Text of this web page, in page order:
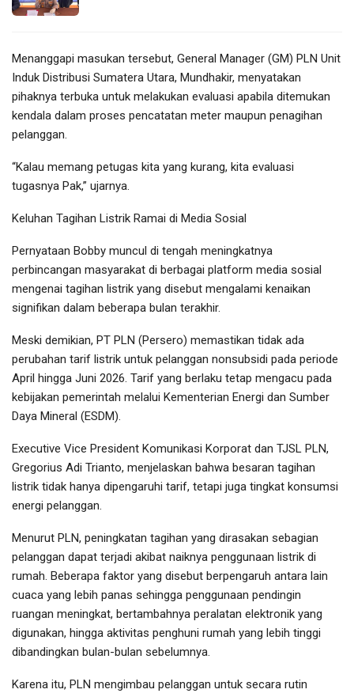
Menanggapi masukan tersebut, General Manager (GM) PLN Unit
Induk Distribusi Sumatera Utara, Mundhakir, menyatakan
pihaknya terbuka untuk melakukan evaluasi apabila ditemukan
kendala dalam proses pencatatan meter maupun penagihan
pelanggan.
“Kalau memang petugas kita yang kurang, kita evaluasi
tugasnya Pak,” ujarnya.
Keluhan Tagihan Listrik Ramai di Media Sosial
Pernyataan Bobby muncul di tengah meningkatnya
perbincangan masyarakat di berbagai platform media sosial
mengenai tagihan listrik yang disebut mengalami kenaikan
signifikan dalam beberapa bulan terakhir.
Meski demikian, PT PLN (Persero) memastikan tidak ada
perubahan tarif listrik untuk pelanggan nonsubsidi pada periode
April hingga Juni 2026. Tarif yang berlaku tetap mengacu pada
kebijakan pemerintah melalui Kementerian Energi dan Sumber
Daya Mineral (ESDM).
Executive Vice President Komunikasi Korporat dan TJSL PLN,
Gregorius Adi Trianto, menjelaskan bahwa besaran tagihan
listrik tidak hanya dipengaruhi tarif, tetapi juga tingkat konsumsi
energi pelanggan.
Menurut PLN, peningkatan tagihan yang dirasakan sebagian
pelanggan dapat terjadi akibat naiknya penggunaan listrik di
rumah. Beberapa faktor yang disebut berpengaruh antara lain
cuaca yang lebih panas sehingga penggunaan pendingin
ruangan meningkat, bertambahnya peralatan elektronik yang
digunakan, hingga aktivitas penghuni rumah yang lebih tinggi
dibandingkan bulan-bulan sebelumnya.
Karena itu, PLN mengimbau pelanggan untuk secara rutin